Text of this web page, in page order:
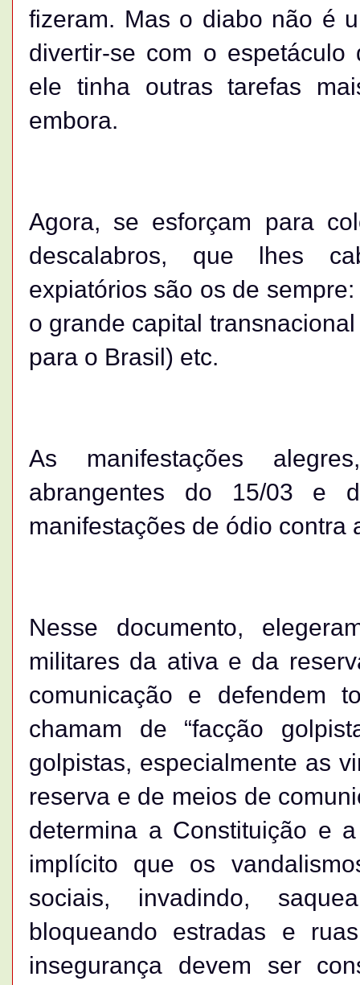
fizeram. Mas o diabo não é
divertir-se com o
ele tinha outras tarefas
embora.
Agora, se esforçam para
descalabros, que lhes
expiatórios são os de
o grande capital
para o Brasil) etc.
As manifestações
abrangentes do 15/03 e
manifestações de ódio contra
Nesse documento,
militares da ativa e da
comunicação e defendem
chamam de “facção
golpistas, especialmente as
reserva e de meios de
determina a Constituição e
implícito que os
sociais, invadindo,
bloqueando estradas e
insegurança devem ser